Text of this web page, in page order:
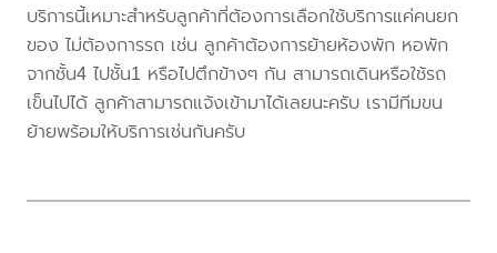
บริการนี้เหมาะสำหรับลูกค้าที่ต้องการเลือกใช้บริการแค่คนยก
ของ ไม่ต้องการรถ เช่น ลูกค้าต้องการย้ายห้องพัก หอพัก
จากชั้น4 ไปชั้น1 หรือไปตึกข้างๆ กัน สามารถเดินหรือใช้รถ
เข็นไปได้ ลูกค้าสามารถแจ้งเข้ามาได้เลยนะครับ เรามีทีมขน
ย้ายพร้อมให้บริการเช่นกันครับ